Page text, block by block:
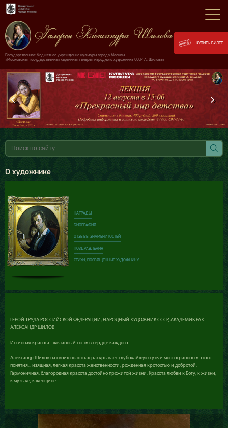
Государственное бюджетное учреждение культуры города Москвы
«Московская государственная картинная галерея народного художника СССР А. Шилова»
‹ ›
О художнике
НАГРАДЫ
БИОГРАФИЯ
ОТЗЫВЫ ЗНАМЕНИТОСТЕЙ
ПОЗДРАВЛЕНИЯ
СТИХИ, ПОСВЯЩЕННЫЕ ХУДОЖНИКУ
ГЕРОЙ ТРУДА РОССИЙСКОЙ ФЕДЕРАЦИИ, НАРОДНЫЙ ХУДОЖНИК СССР, АКАДЕМИК РАХ
АЛЕКСАНДР ШИЛОВ
Истинная красота - желанный гость в сердце каждого.
Александр Шилов на своих полотнах раскрывает глубочайшую суть и многогранность этого
понятия... изящная, легкая красота женственности, рожденная кротостью и добротой.
Гармоничная, благородная красота достойно прожитой жизни. Красота любви к Богу, к жизни,
к музыке, к женщине...
КУПИТЬ БИЛЕТ